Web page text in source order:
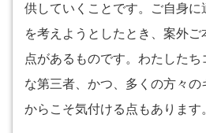
供していくことです。ご自身に
を考えようとしたとき、案外
点があるものです。わたしたち
な第三者、かつ、多くの方々の
からこそ気付ける点もあります